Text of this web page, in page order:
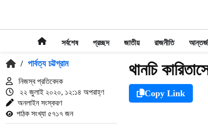
সর্বশেষ প্রচ্ছদ জাতীয় রাজনীতি
/ পার্বত্য চট্টগ্রাম
নিজস্ব প্রতিবেদক
২২ জুলাই ২০২০, ১২:১৪ অপরাহ্ণ
অনলাইন সংস্করণ
পাঠক সংখ্যা ৫৭১৭ জন
থানচি
Copy Link